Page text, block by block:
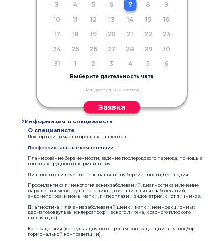
3
4 5 6 7 8
9
10
11 12 13 14 15
16
17
18 19 20 21 22
23
24
25 26 27 28 29
30
31
1 2 3 4 5 6
Выберите длительность чата
Нет доступных слотов
Заявка
Информация о специалисте
О специалисте
Доктор принимает возросылх пациентов.
Профессиональные компетенции:
Планирование беременности, ведение послеродового периода, помощь в
вопросах грудного вскармливания.
Диагностика и лечение невынашивания беременности, бесплодия
Профилактика гинекологических заболеваний, диагностика и лечение
нарушений менструального цикла, воспалительных заболеваний,
эндометриоза, миомы матки, гиперплазии эндометрия, кист яичников.
Диагностика и лечение заболеваний шейки матки, неинфекционных
дерматозов вульвы (склероатрофического лихена, красного плоского
лишая и др.).
Контрацепция (консультация по вопросам контрацепции, в т.ч. подбор
гормональной контрацепции).